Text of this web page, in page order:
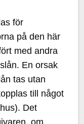
för
på den här
med andra
En orsak
tas utan
till något
Det